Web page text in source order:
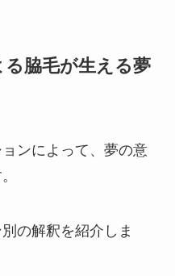
脇毛が生える夢
ンによって、夢の意
の解釈を紹介しま